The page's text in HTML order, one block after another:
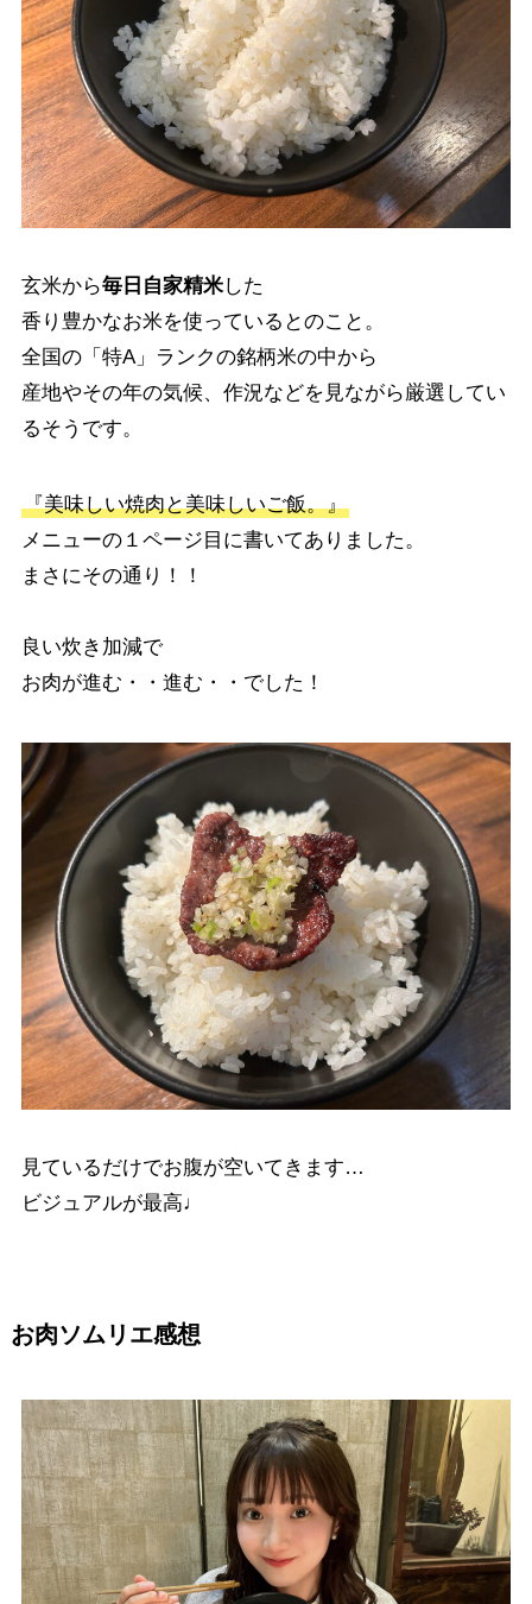
玄米から毎日自家精米した
香り豊かなお米を使っているとのこと。
全国の「特A」ランクの銘柄米の中から
産地やその年の気候、作況などを見ながら厳選してい
るそうです。
『美味しい焼肉と美味しいご飯。』
メニューの１ページ目に書いてありました。
まさにその通り！！
良い炊き加減で
お肉が進む・・進む・・でした！
見ているだけでお腹が空いてきます…
ビジュアルが最高♩
お肉ソムリエ感想